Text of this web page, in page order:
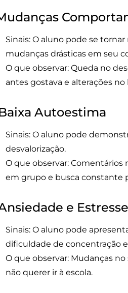
Sinais: O aluno pode se
mudanças drásticas em seu
O que observar: Queda no
antes gostava e alterações
Autoestima
Sinais: O aluno pode
desvalorização.
O que observar:
em grupo e busca constante
e Estresse
Sinais: O aluno pode
dificuldade de concentração
O que observar: Mudanças
não querer ir à escola.